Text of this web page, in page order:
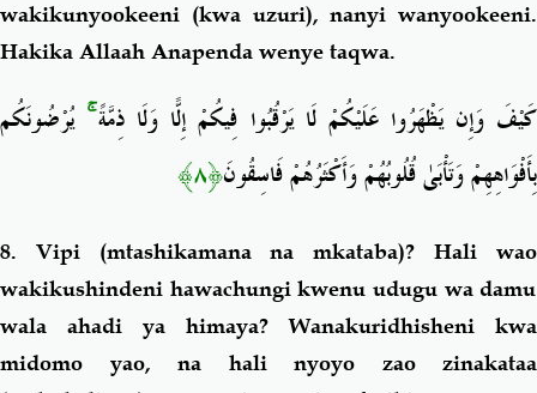
wakikunyookeeni (kwa uzuri), nanyi wanyookeeni.
Hakika Allaah Anapenda wenye taqwa.
كَيْفَ وَإِن يَظْهَرُوا عَلَيْكُمْ لَا يَرْقُبُوا فِيكُمْ إِلًّا وَلَا ذِمَّةًۚ يُرْضُونَكُم
بِأَفْوَاهِهِمْ وَتَأْبَىٰ قُلُوبُهُمْ وَأَكْثَرُهُمْ فَاسِقُونَ﴿٨﴾
8. Vipi (mtashikamana na mkataba)?Hali wao
wakikushindeni hawachungi kwenu udugu wa damu
wala ahadi ya himaya? Wanakuridhisheni kwa
midomo yao, na hali nyoyo zao zinakataa